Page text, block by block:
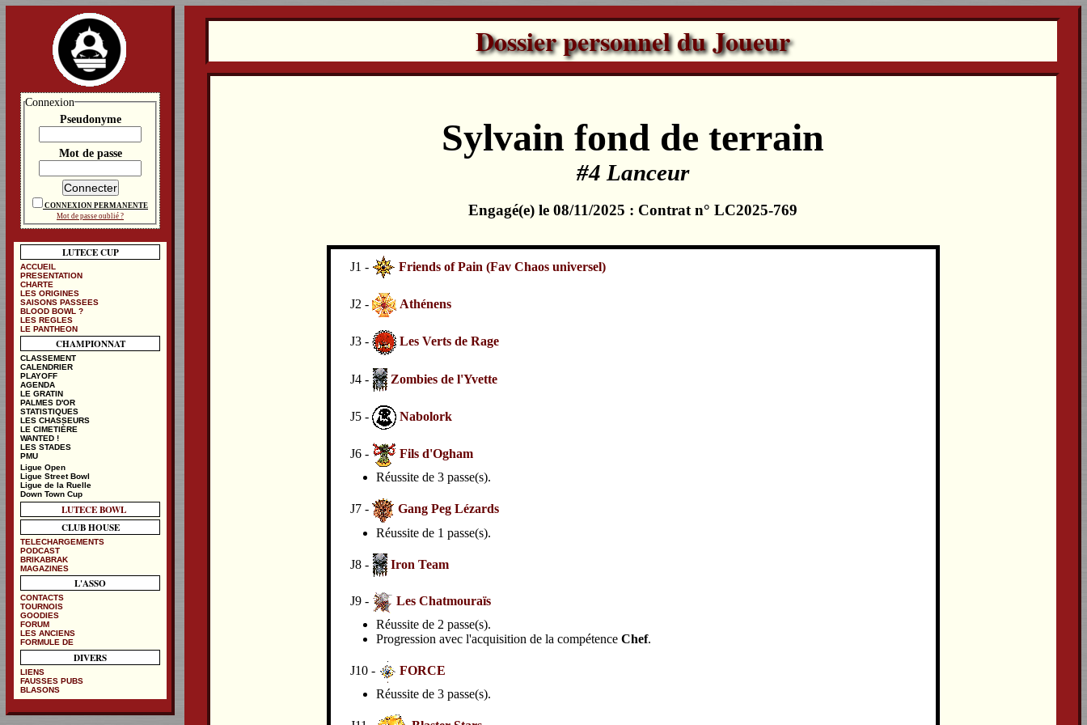
Dossier personnel du Joueur
Sylvain fond de terrain
#4 Lanceur
Engagé(e) le 08/11/2025 : Contrat n° LC2025-769
J1 - Friends of Pain (Fav Chaos universel)
J2 - Athénens
J3 - Les Verts de Rage
J4 - Zombies de l'Yvette
J5 - Nabolork
J6 -
Fils d'Ogham
Réussite de 3 passe(s).
J7 -
Gang Peg Lézards
Réussite de 1 passe(s).
J8 - Iron Team
J9 -
Les Chatmouraïs
Réussite de 2 passe(s).
Progression avec l'acquisition de la compétence Chef.
J10 -
FORCE
Réussite de 3 passe(s).
Connexion
Pseudonyme
Mot de passe
CONNEXION PERMANENTE
Mot de passe oublié ?
LUTECE CUP
ACCUEIL
PRESENTATION
CHARTE
LES ORIGINES
SAISONS PASSEES
BLOOD BOWL ?
LES REGLES
LE PANTHEON
CHAMPIONNAT
CLASSEMENT
CALENDRIER
PLAYOFF
AGENDA
LE GRATIN
PALMES D'OR
STATISTIQUES
LES CHASSEURS
LE CIMETIÈRE
WANTED !
LES STADES
PMU
Ligue Open
Ligue Street Bowl
Ligue de la Ruelle
Down Town Cup
LUTECE BOWL
CLUB HOUSE
TELECHARGEMENTS
PODCAST
BRIKABRAK
MAGAZINES
L'ASSO
CONTACTS
TOURNOIS
GOODIES
FORUM
LES ANCIENS
FORMULE DE
DIVERS
LIENS
FAUSSES PUBS
BLASONS